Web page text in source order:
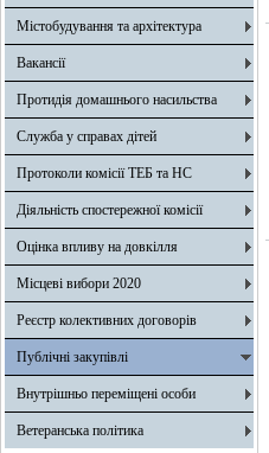
Містобудування та архітектура
Вакансії
Протидія домашнього насильства
Служба у справах дітей
Протоколи комісії ТЕБ та НС
Діяльність спостережної комісії
Оцінка впливу на довкілля
Місцеві вибори 2020
Реєстр колективних договорів
Публічні закупівлі
Внутрішньо переміщені особи
Ветеранська політика